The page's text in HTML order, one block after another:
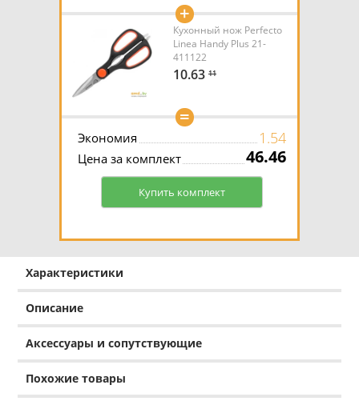
+
Кухонный нож Perfecto
Linea Handy Plus 21-
411122
10.63 11
=
Экономия 1.54
Цена за комплект 46.46
Купить комплект
Характеристики
Описание
Аксессуары и сопутствующие
Похожие товары